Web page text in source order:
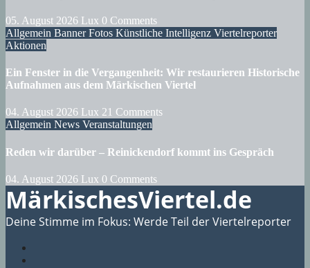
05. August 2026 Lux 0 Comments
Allgemein BannerFotos Künstliche Intelligenz Viertelreporter
Aktionen
Ein Fenster in die Vergangenheit: Wir restaurieren Historische
Aufnahmen aus dem Märkischen Viertel
04. August 2026 Lux 21 Comments
Allgemein News Veranstaltungen
Reden wir darüber – Reinickendorf kommt ins Gespräch
04. August 2026 Lux 0 Comments
MärkischesViertel.de
Deine Stimme im Fokus: Werde Teil der Viertelreporter